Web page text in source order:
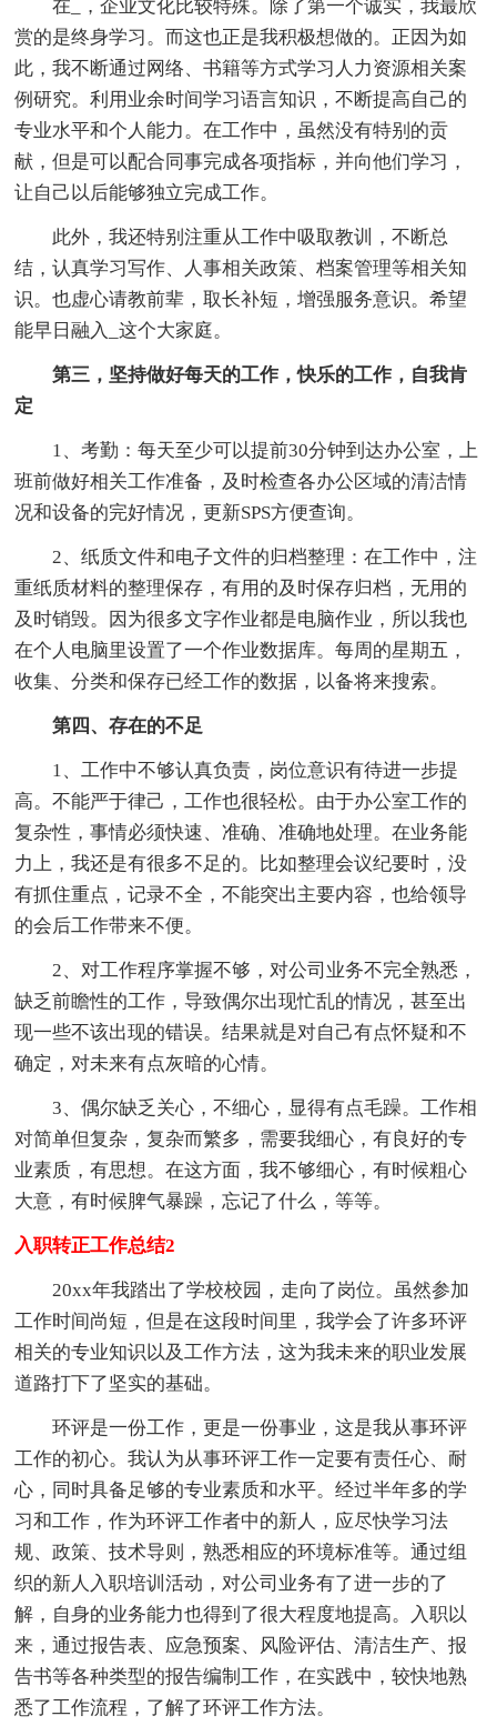
在_，企业文化比较特殊。除了第一个诚实，我最欣
赏的是终身学习。而这也正是我积极想做的。正因为如
此，我不断通过网络、书籍等方式学习人力资源相关案
例研究。利用业余时间学习语言知识，不断提高自己的
专业水平和个人能力。在工作中，虽然没有特别的贡
献，但是可以配合同事完成各项指标，并向他们学习，
让自己以后能够独立完成工作。
此外，我还特别注重从工作中吸取教训，不断总
结，认真学习写作、人事相关政策、档案管理等相关知
识。也虚心请教前辈，取长补短，增强服务意识。希望
能早日融入_这个大家庭。
第三，坚持做好每天的工作，快乐的工作，自我肯
定
1、考勤：每天至少可以提前30分钟到达办公室，上
班前做好相关工作准备，及时检查各办公区域的清洁情
况和设备的完好情况，更新SPS方便查询。
2、纸质文件和电子文件的归档整理：在工作中，注
重纸质材料的整理保存，有用的及时保存归档，无用的
及时销毁。因为很多文字作业都是电脑作业，所以我也
在个人电脑里设置了一个作业数据库。每周的星期五，
收集、分类和保存已经工作的数据，以备将来搜索。
第四、存在的不足
1、工作中不够认真负责，岗位意识有待进一步提
高。不能严于律己，工作也很轻松。由于办公室工作的
复杂性，事情必须快速、准确、准确地处理。在业务能
力上，我还是有很多不足的。比如整理会议纪要时，没
有抓住重点，记录不全，不能突出主要内容，也给领导
的会后工作带来不便。
2、对工作程序掌握不够，对公司业务不完全熟悉，
缺乏前瞻性的工作，导致偶尔出现忙乱的情况，甚至出
现一些不该出现的错误。结果就是对自己有点怀疑和不
确定，对未来有点灰暗的心情。
3、偶尔缺乏关心，不细心，显得有点毛躁。工作相
对简单但复杂，复杂而繁多，需要我细心，有良好的专
业素质，有思想。在这方面，我不够细心，有时候粗心
大意，有时候脾气暴躁，忘记了什么，等等。
入职转正工作总结2
20xx年我踏出了学校校园，走向了岗位。虽然参加
工作时间尚短，但是在这段时间里，我学会了许多环评
相关的专业知识以及工作方法，这为我未来的职业发展
道路打下了坚实的基础。
环评是一份工作，更是一份事业，这是我从事环评
工作的初心。我认为从事环评工作一定要有责任心、耐
心，同时具备足够的专业素质和水平。经过半年多的学
习和工作，作为环评工作者中的新人，应尽快学习法
规、政策、技术导则，熟悉相应的环境标准等。通过组
织的新人入职培训活动，对公司业务有了进一步的了
解，自身的业务能力也得到了很大程度地提高。入职以
来，通过报告表、应急预案、风险评估、清洁生产、报
告书等各种类型的报告编制工作，在实践中，较快地熟
悉了工作流程，了解了环评工作方法。